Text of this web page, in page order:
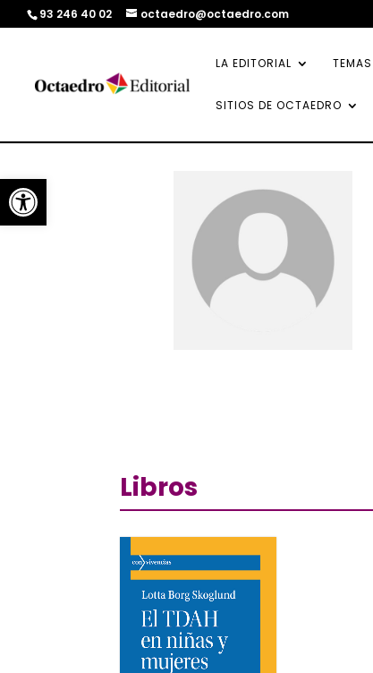
Abrir barra de herramientas
93 246 40 02 octaedro@octaedro.com
LA EDITORIAL TEMAS
SITIOS DE OCTAEDRO
Libros